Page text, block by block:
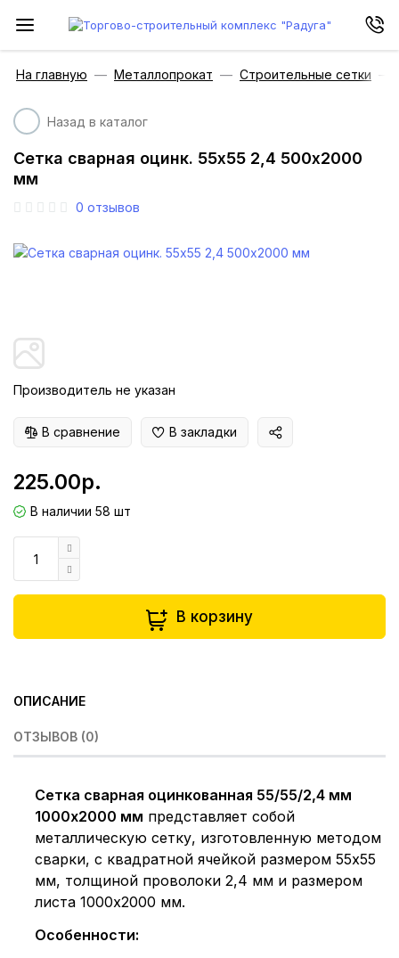
На главную Металлопрокат Строительные сетки
Назад в каталог
Сетка сварная оцинк. 55х55 2,4 500х2000
мм
0 отзывов
Производитель не указан
В сравнение В закладки
225.00р.
В наличии 58 шт
В корзину
ОПИСАНИЕ
ОТЗЫВОВ (0)
Сетка сварная оцинкованная 55/55/2,4 мм
1000х2000 мм представляет собой
металлическую сетку, изготовленную методом
сварки, с квадратной ячейкой размером 55x55
мм, толщиной проволоки 2,4 мм и размером
листа 1000x2000 мм.
Особенности: